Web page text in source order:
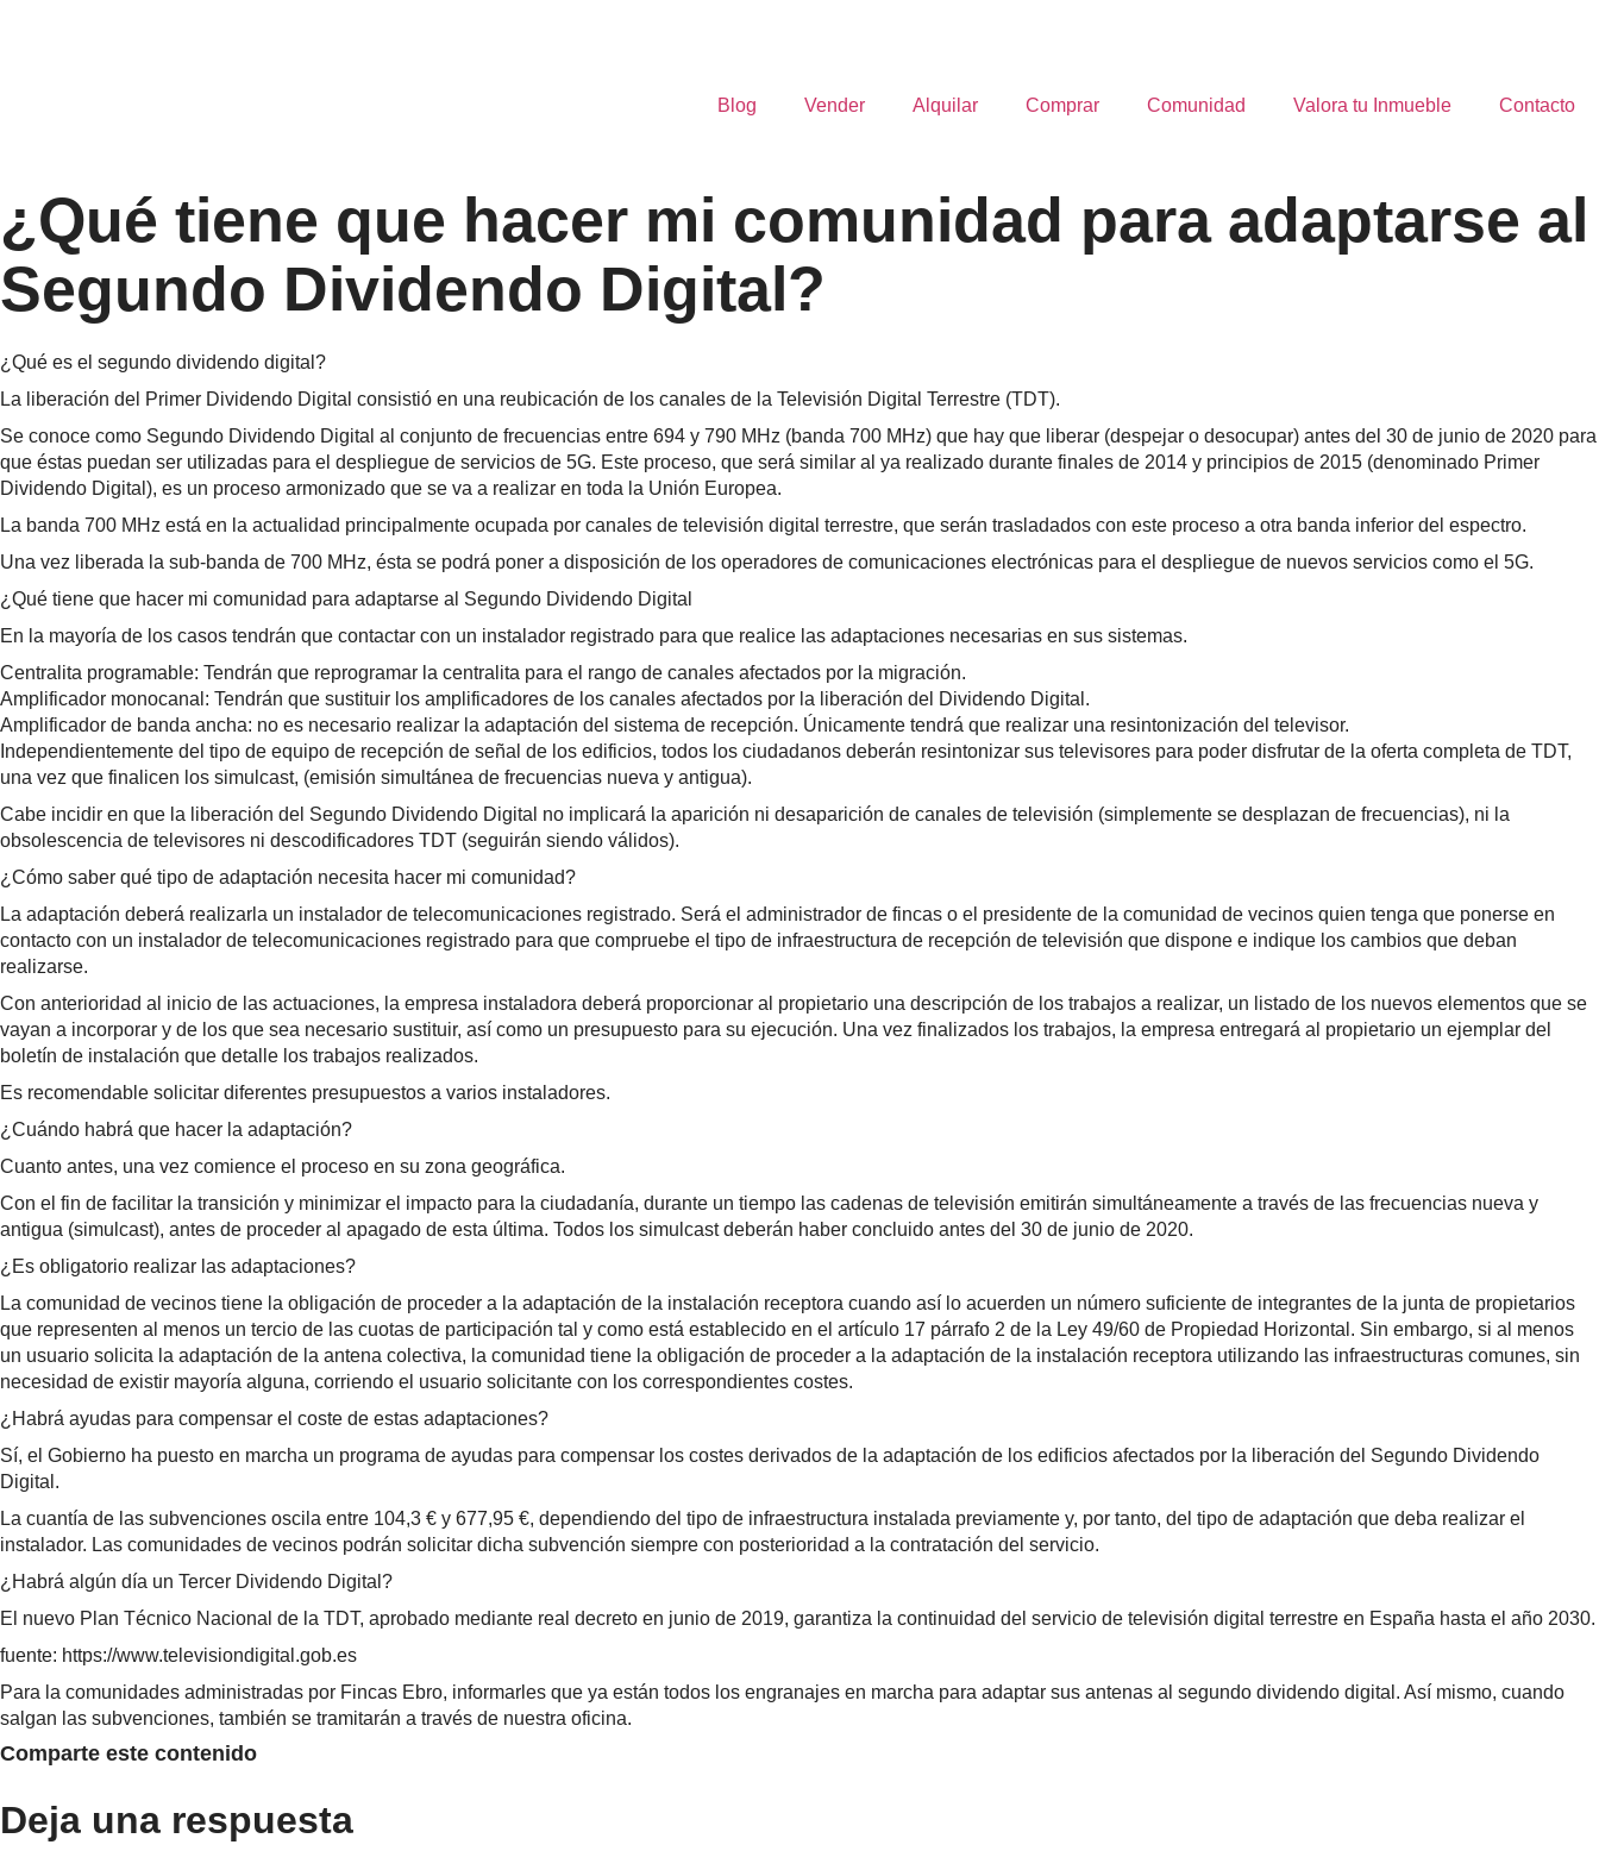
Blog Vender Alquilar Comprar Comunidad Valora tu Inmueble Contacto
¿Qué tiene que hacer mi comunidad para adaptarse al
Segundo Dividendo Digital?
¿Qué es el segundo dividendo digital?
La liberación del Primer Dividendo Digital consistió en una reubicación de los canales de la Televisión Digital Terrestre (TDT).
Se conoce como Segundo Dividendo Digital al conjunto de frecuencias entre 694 y 790 MHz (banda 700 MHz) que hay que liberar (despejar o desocupar) antes del 30 de junio de 2020 para
que éstas puedan ser utilizadas para el despliegue de servicios de 5G. Este proceso, que será similar al ya realizado durante finales de 2014 y principios de 2015 (denominado Primer
Dividendo Digital), es un proceso armonizado que se va a realizar en toda la Unión Europea.
La banda 700 MHz está en la actualidad principalmente ocupada por canales de televisión digital terrestre, que serán trasladados con este proceso a otra banda inferior del espectro.
Una vez liberada la sub-banda de 700 MHz, ésta se podrá poner a disposición de los operadores de comunicaciones electrónicas para el despliegue de nuevos servicios como el 5G.
¿Qué tiene que hacer mi comunidad para adaptarse al Segundo Dividendo Digital
En la mayoría de los casos tendrán que contactar con un instalador registrado para que realice las adaptaciones necesarias en sus sistemas.
Centralita programable: Tendrán que reprogramar la centralita para el rango de canales afectados por la migración.
Amplificador monocanal: Tendrán que sustituir los amplificadores de los canales afectados por la liberación del Dividendo Digital.
Amplificador de banda ancha: no es necesario realizar la adaptación del sistema de recepción. Únicamente tendrá que realizar una resintonización del televisor.
Independientemente del tipo de equipo de recepción de señal de los edificios, todos los ciudadanos deberán resintonizar sus televisores para poder disfrutar de la oferta completa de TDT,
una vez que finalicen los simulcast, (emisión simultánea de frecuencias nueva y antigua).
Cabe incidir en que la liberación del Segundo Dividendo Digital no implicará la aparición ni desaparición de canales de televisión (simplemente se desplazan de frecuencias), ni la
obsolescencia de televisores ni descodificadores TDT (seguirán siendo válidos).
¿Cómo saber qué tipo de adaptación necesita hacer mi comunidad?
La adaptación deberá realizarla un instalador de telecomunicaciones registrado. Será el administrador de fincas o el presidente de la comunidad de vecinos quien tenga que ponerse en
contacto con un instalador de telecomunicaciones registrado para que compruebe el tipo de infraestructura de recepción de televisión que dispone e indique los cambios que deban
realizarse.
Con anterioridad al inicio de las actuaciones, la empresa instaladora deberá proporcionar al propietario una descripción de los trabajos a realizar, un listado de los nuevos elementos que se
vayan a incorporar y de los que sea necesario sustituir, así como un presupuesto para su ejecución. Una vez finalizados los trabajos, la empresa entregará al propietario un ejemplar del
boletín de instalación que detalle los trabajos realizados.
Es recomendable solicitar diferentes presupuestos a varios instaladores.
¿Cuándo habrá que hacer la adaptación?
Cuanto antes, una vez comience el proceso en su zona geográfica.
Con el fin de facilitar la transición y minimizar el impacto para la ciudadanía, durante un tiempo las cadenas de televisión emitirán simultáneamente a través de las frecuencias nueva y
antigua (simulcast), antes de proceder al apagado de esta última. Todos los simulcast deberán haber concluido antes del 30 de junio de 2020.
​¿Es obligatorio realizar las adaptaciones?
​La comunidad de vecinos tiene la obligación de proceder a la adaptación de la instalación receptora cuando así lo acuerden un número suficiente de integrantes de la junta de propietarios
que representen al menos un tercio de las cuotas de participación tal y como está establecido en el artículo 17 párrafo 2 de la Ley 49/60 de Propiedad Horizontal. Sin embargo, si al menos
un usuario solicita la adaptación de la antena colectiva, la comunidad tiene la obligación de proceder a la adaptación de la instalación receptora utilizando las infraestructuras comunes, sin
necesidad de existir mayoría alguna, corriendo el usuario solicitante con los correspondientes costes.
¿Habrá ayudas para compensar el coste de estas adaptaciones?
Sí, el Gobierno ha puesto en marcha un programa de ayudas para compensar los costes derivados de la adaptación de los edificios afectados por la liberación del Segundo Dividendo
Digital.
La cuantía de las subvenciones oscila entre 104,3 € y 677,95 €, dependiendo del tipo de infraestructura instalada previamente y, por tanto, del tipo de adaptación que deba realizar el
instalador. Las comunidades de vecinos podrán solicitar dicha subvención siempre con posterioridad a la contratación del servicio.
¿Habrá algún día un Tercer Dividendo Digital?
El nuevo Plan Técnico Nacional de la TDT, aprobado mediante real decreto en junio de 2019, garantiza la continuidad del servicio de televisión digital terrestre en España hasta el año 2030.
fuente: https://www.televisiondigital.gob.es
Para la comunidades administradas por Fincas Ebro, informarles que ya están todos los engranajes en marcha para adaptar sus antenas al segundo dividendo digital. Así mismo, cuando
salgan las subvenciones, también se tramitarán a través de nuestra oficina.
Comparte este contenido
Deja una respuesta